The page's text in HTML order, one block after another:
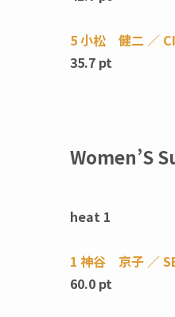
5 小松 健二 ／
35.7 pt
Women’S
heat 1
1 神谷 京子 ／
60.0 pt